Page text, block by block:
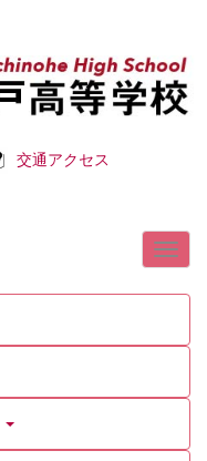
交通アクセス